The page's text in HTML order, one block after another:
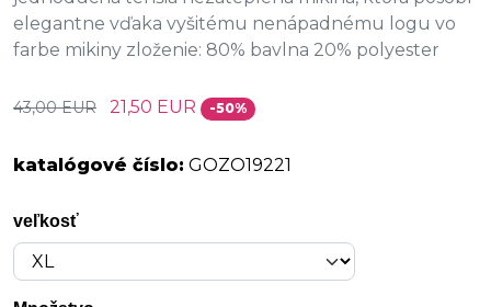
elegantne vďaka vyšitému nenápadnému logu vo
farbe mikiny zloženie: 80% bavlna 20% polyester
43,00 EUR 21,50 EUR -50%
katalógové číslo: GOZO19221
veľkosť